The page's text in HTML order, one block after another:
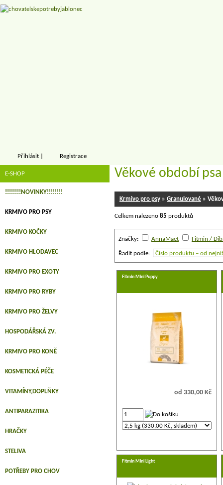
Přihlásit Registrace
Věkové období psa
Krmivo pro psy » Granulované »
Celkem nalezeno 85 produktů
Značky: AnnaMaet
Řadit podle:
Fitmin Mini Puppy
od 330,00 Kč
Fitmin Mini Light
E-SHOP
!!!!!!!!NOVINKY!!!!!!!!
KRMIVO PRO PSY
KRMIVO KOČKY
KRMIVO HLODAVEC
KRMIVO PRO EXOTY
KRMIVO PRO RYBY
KRMIVO PRO ŽELVY
HOSPODÁŘSKÁ ZV.
KRMIVO PRO KONĚ
KOSMETICKÁ PÉČE
VITAMÍNY,DOPLŇKY
ANTIPARAZITIKA
HRAČKY
STELIVA
POTŘEBY PRO CHOV